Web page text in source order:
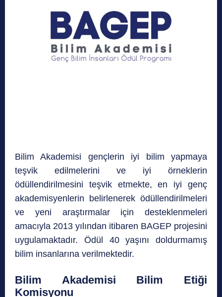
Bilim Akademisi gençlerin iyi bilim yapmaya
teşvik edilmelerini ve iyi örneklerin
ödüllendirilmesini teşvik etmekte, en iyi genç
akademisyenlerin belirlenerek ödüllendirilmeleri
ve yeni araştırmalar için desteklenmeleri
amacıyla 2013 yılından itibaren BAGEP projesini
uygulamaktadır. Ödül 40 yaşını doldurmamış
bilim insanlarına verilmektedir.
Bilim Akademisi Bilim Etiği
Komisyonu